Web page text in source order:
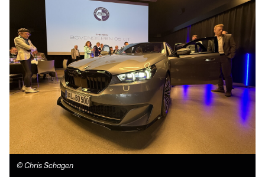
© Chris Schagen